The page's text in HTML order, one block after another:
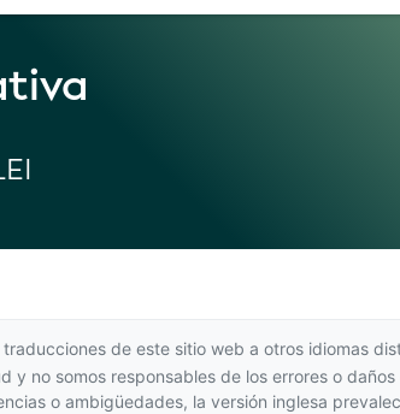
traducciones de este sitio web a otros idiomas
y no somos responsables de los errores o
o ambigüedades, la versión inglesa